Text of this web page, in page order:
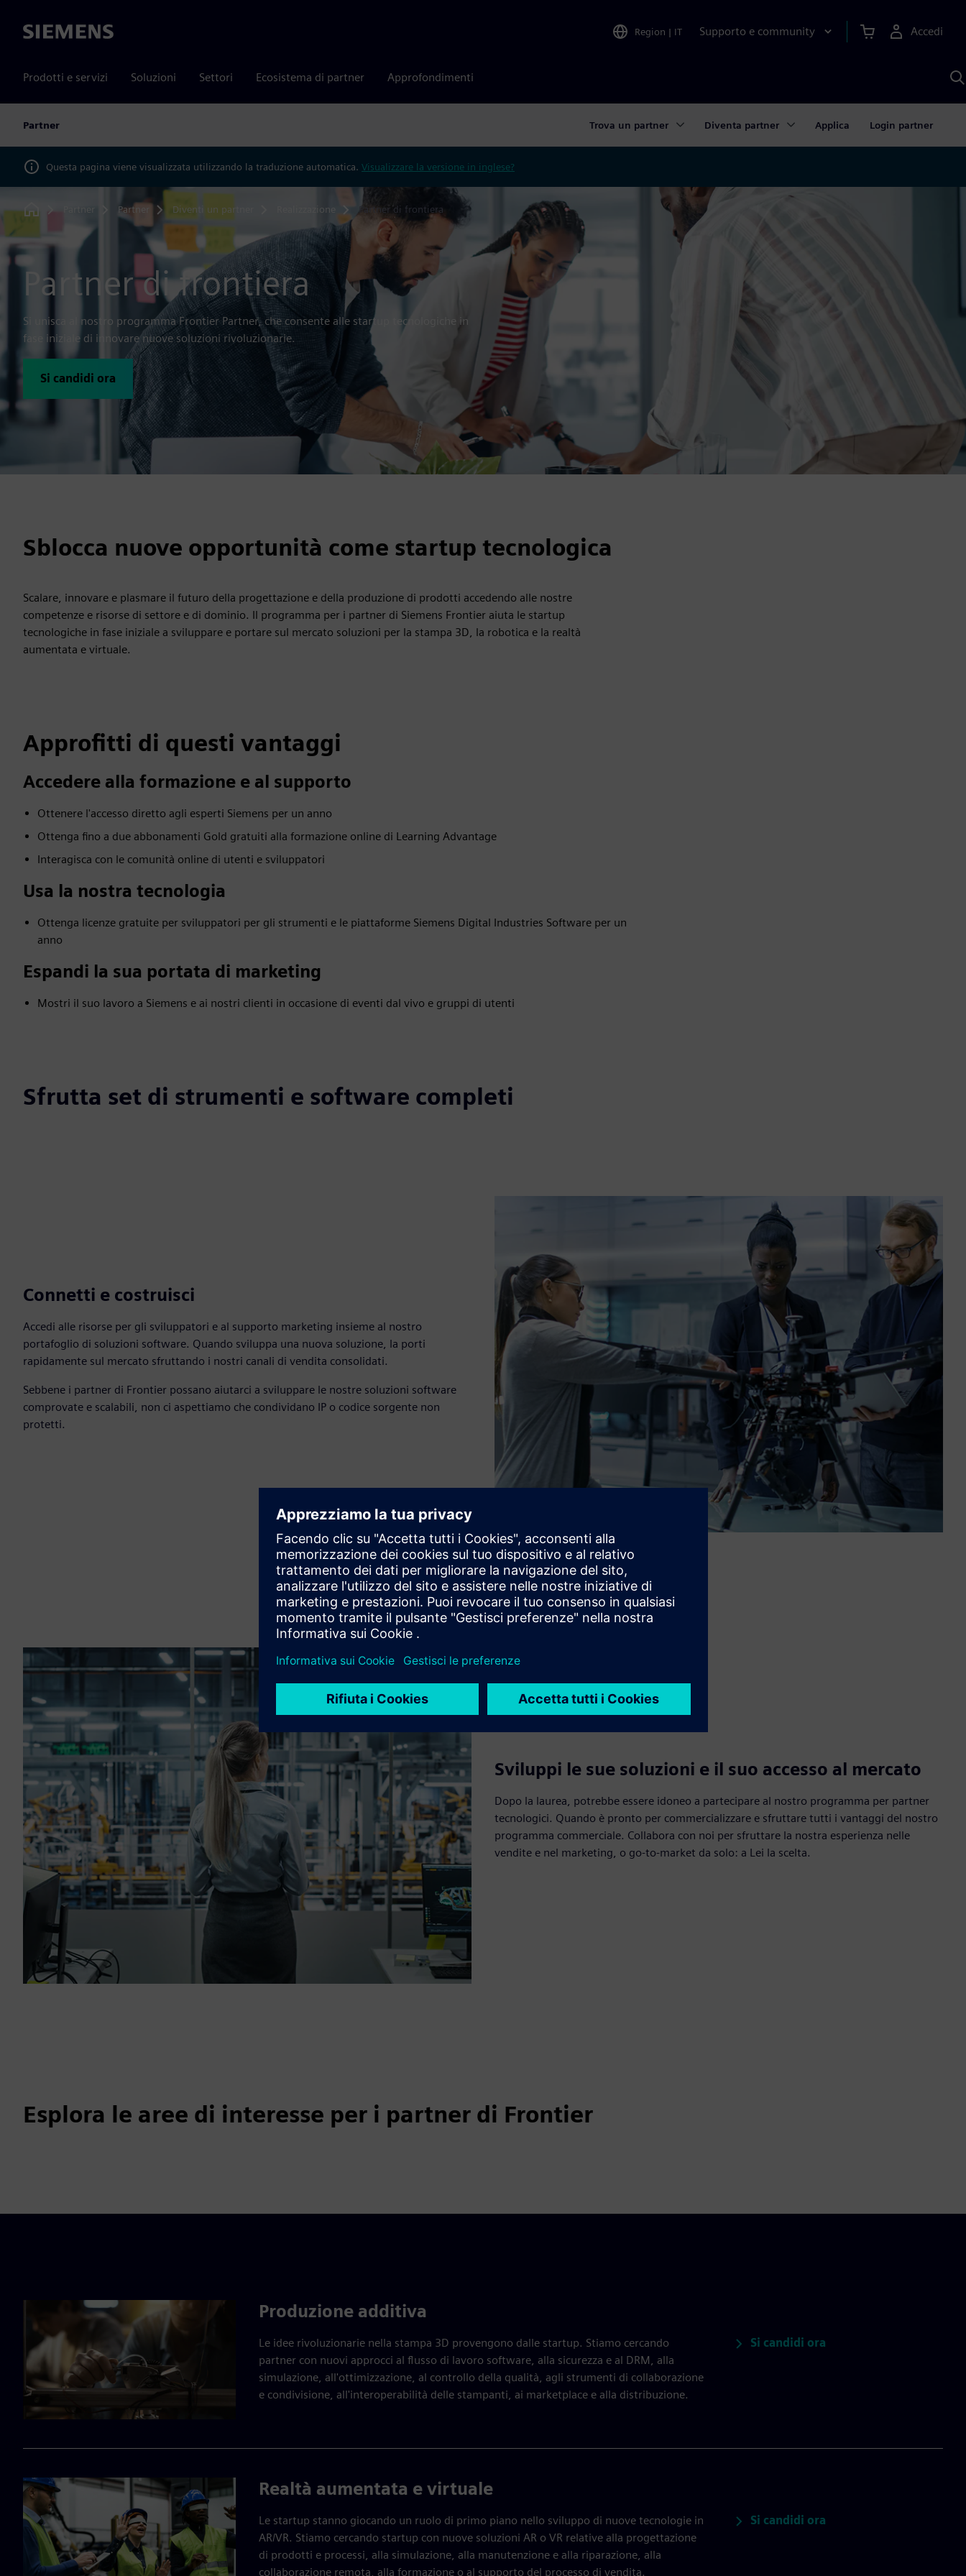
Siemens Region | IT Supporto e community Accedi
Prodotti e servizi Soluzioni Settori Ecosistema di partner Approfondimenti
Partner Trova un partner Diventa partner Applica Login partner
Questa pagina viene visualizzata utilizzando la traduzione automatica. Visualizzare la versione in inglese?
Home
Partner Partner Diventi un partner Realizzazione Partner di frontiera
Partner di frontiera
Si unisca al nostro programma Frontier Partner, che consente alle startup tecnologiche in
fase iniziale di innovare nuove soluzioni rivoluzionarie.
Si candidi ora
Sblocca nuove opportunità come startup tecnologica
Scalare, innovare e plasmare il futuro della progettazione e della produzione di prodotti accedendo alle nostre
competenze e risorse di settore e di dominio. Il programma per i partner di Siemens Frontier aiuta le startup
tecnologiche in fase iniziale a sviluppare e portare sul mercato soluzioni per la stampa 3D, la robotica e la realtà
aumentata e virtuale.
Approfitti di questi vantaggi
Accedere alla formazione e al supporto
Ottenere l'accesso diretto agli esperti Siemens per un anno
Ottenga fino a due abbonamenti Gold gratuiti alla formazione online di Learning Advantage
Interagisca con le comunità online di utenti e sviluppatori
Usa la nostra tecnologia
Ottenga licenze gratuite per sviluppatori per gli strumenti e le piattaforme Siemens Digital Industries Software per un
anno
Espandi la sua portata di marketing
Mostri il suo lavoro a Siemens e ai nostri clienti in occasione di eventi dal vivo e gruppi di utenti
Sfrutta set di strumenti e software completi
Connetti e costruisci
Accedi alle risorse per gli sviluppatori e al supporto marketing insieme al nostro
portafoglio di soluzioni software. Quando sviluppa una nuova soluzione, la porti
rapidamente sul mercato sfruttando i nostri canali di vendita consolidati.
Sebbene i partner di Frontier possano aiutarci a sviluppare le nostre soluzioni software
comprovate e scalabili, non ci aspettiamo che condividano IP o codice sorgente non
protetti.
Sviluppi le sue soluzioni e il suo accesso al mercato
Dopo la laurea, potrebbe essere idoneo a partecipare al nostro programma per partner
tecnologici. Quando è pronto per commercializzare e sfruttare tutti i vantaggi del nostro
programma commerciale. Collabora con noi per sfruttare la nostra esperienza nelle
vendite e nel marketing, o go-to-market da solo: a Lei la scelta.
Esplora le aree di interesse per i partner di Frontier
Produzione additiva
Le idee rivoluzionarie nella stampa 3D provengono dalle startup. Stiamo cercando
partner con nuovi approcci al flusso di lavoro software, alla sicurezza e al DRM, alla
simulazione, all'ottimizzazione, al controllo della qualità, agli strumenti di collaborazione
e condivisione, all'interoperabilità delle stampanti, ai marketplace e alla distribuzione.
Si candidi ora
Realtà aumentata e virtuale
Le startup stanno giocando un ruolo di primo piano nello sviluppo di nuove tecnologie in
AR/VR. Stiamo cercando startup con nuove soluzioni AR o VR relative alla progettazione
di prodotti e processi, alla simulazione, alla manutenzione e alla riparazione, alla
collaborazione remota, alla formazione o al supporto del processo di vendita.
Si candidi ora